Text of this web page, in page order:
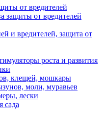
от вредителей
защиты от вредителей
и вредителей, защита от
роста и развития
клещей, мошкары
моли, муравьев
лески
сада